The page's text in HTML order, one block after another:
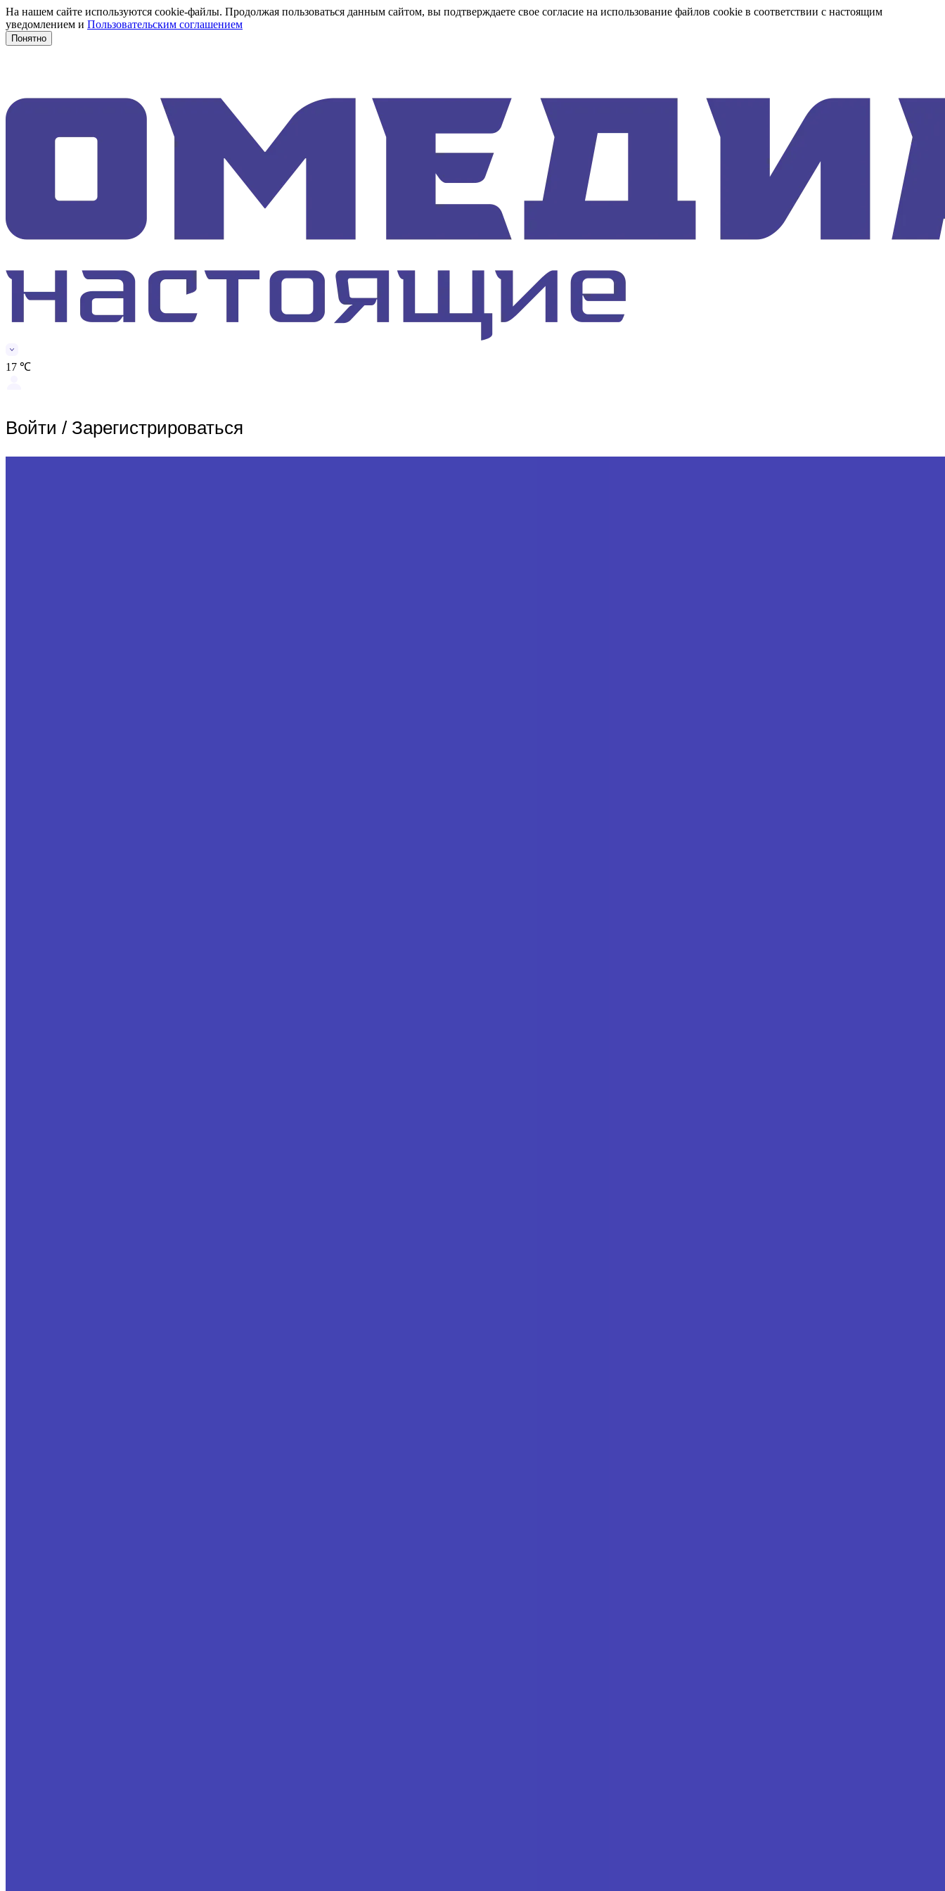
На нашем сайте используются cookie-файлы. Продолжая пользоваться данным сайтом, вы подтверждаете свое согласие на использование файлов cookie в соответствии с настоящим
уведомлением и Пользовательским соглашением
Понятно
17 ℃
Войти / Зарегистрироваться